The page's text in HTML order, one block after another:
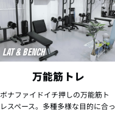
LAT & BENCH
万能筋トレ
ボナファイドイチ押しの万能筋ト
レスペース。多種多様な目的に合っ